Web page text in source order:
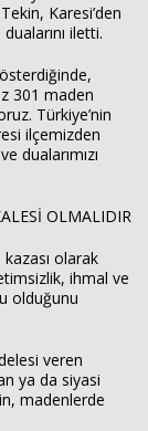
Karesi’den
iletti.
301 maden
Türkiye’nin
ilçemizden
dualarımızı
OLMALIDIR
kazası olarak
ihmal ve
olduğunu
veren
ya da siyasi
madenlerde